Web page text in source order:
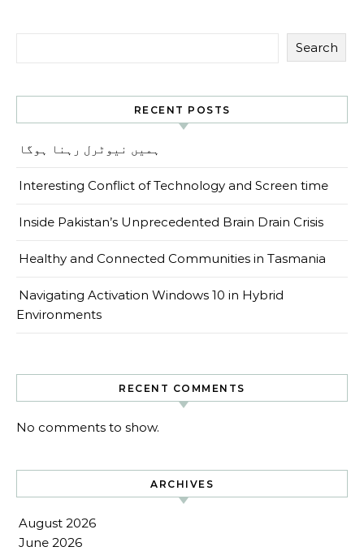
Search
RECENT POSTS
ہمیں نیوٹرل رہنا ہوگا
Interesting Conflict of Technology and Screen time
Inside Pakistan’s Unprecedented Brain Drain Crisis
Healthy and Connected Communities in Tasmania
Navigating Activation Windows 10 in Hybrid
Environments
RECENT COMMENTS
No comments to show.
ARCHIVES
August 2026
June 2026